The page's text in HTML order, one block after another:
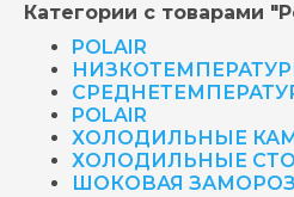
Категории с товарами
POLAIR
POLAIR
ХОЛОДИЛЬНЫЕ
ХОЛОДИЛЬНЫЕ
ШОКОВАЯ